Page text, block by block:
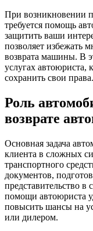
При возникновении
требуется помощь
защитить ваши
позволяет избежать
возврата машины. В
услугах автоюриста,
сохранить свои права.
Роль
возврате
Основная задача
клиента в сложных
транспортного
документов,
представительство в
помощи автоюриста
повысить шансы на
или дилером.